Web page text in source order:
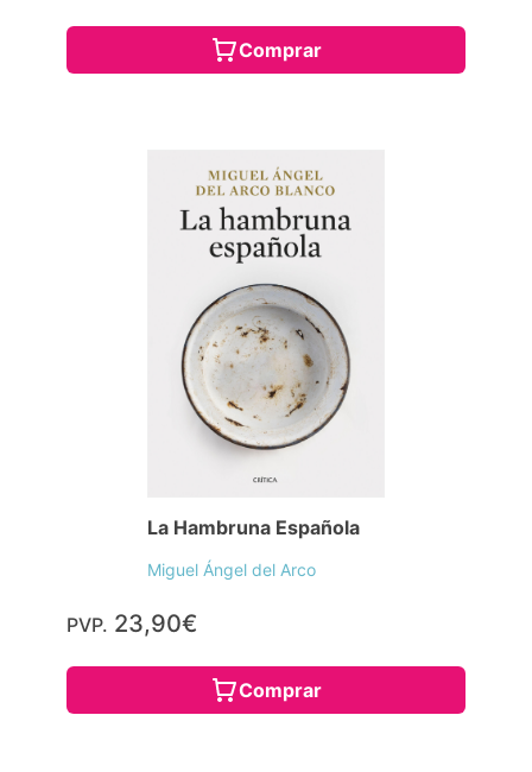
Comprar
La Hambruna Española
Miguel Ángel del Arco
PVP. 23,90€
Comprar